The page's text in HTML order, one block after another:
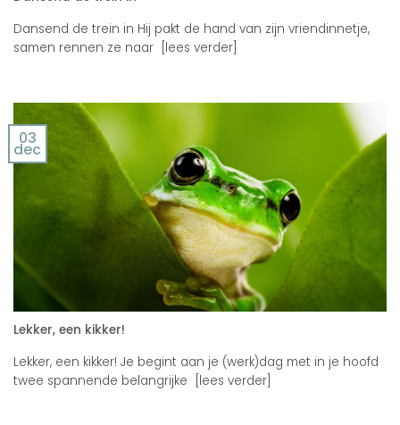
Dansend de trein in Hij pakt de hand van zijn vriendinnetje,
samen rennen ze naar [lees verder]
Lekker, een kikker!
Lekker, een kikker! Je begint aan je (werk)dag met in je hoofd
twee spannende belangrijke [lees verder]
03
dec